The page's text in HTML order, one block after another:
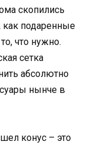
скопились
как подаренные
что нужно.
сетка
абсолютно
нынче в
конус – это